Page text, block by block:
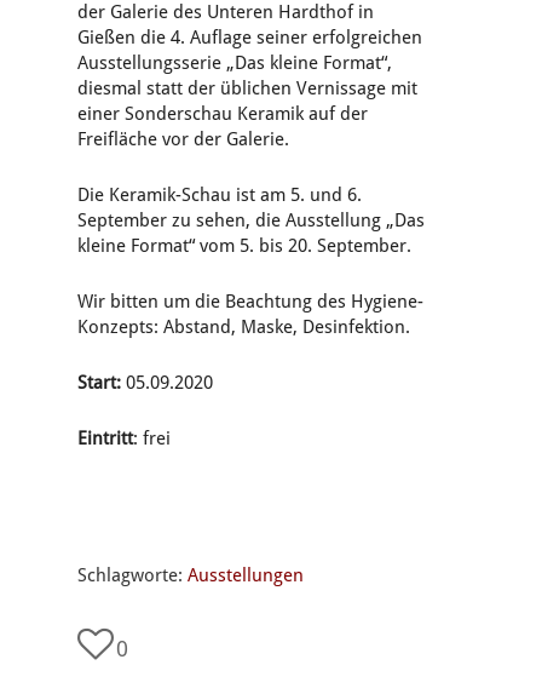
der Galerie des Unteren Hardthof in
Gießen die 4. Auflage seiner erfolgreichen
Ausstellungsserie „Das kleine Format“,
diesmal statt der üblichen Vernissage mit
einer Sonderschau Keramik auf der
Freifläche vor der Galerie.
Die Keramik-Schau ist am 5. und 6.
September zu sehen, die Ausstellung „Das
kleine Format“ vom 5. bis 20. September.
Wir bitten um die Beachtung des Hygiene-
Konzepts: Abstand, Maske, Desinfektion.
Start: 05.09.2020
Eintritt: frei
Schlagworte: Ausstellungen
0